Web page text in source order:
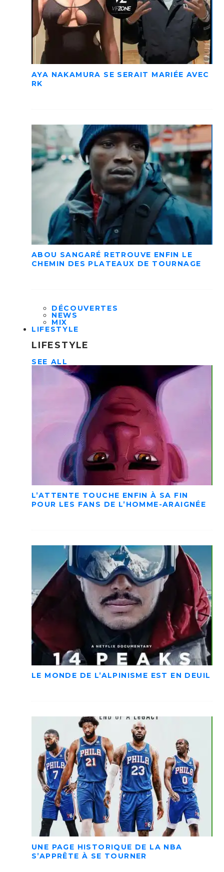
AYA NAKAMURA SE SERAIT MARIÉE AVEC
RK
ABOU SANGARÉ RETROUVE ENFIN LE
CHEMIN DES PLATEAUX DE TOURNAGE
DÉCOUVERTES
NEWS
MIX
LIFESTYLE
LIFESTYLE
SEE ALL
L’ATTENTE TOUCHE ENFIN À SA FIN
POUR LES FANS DE L’HOMME-ARAIGNÉE
LE MONDE DE L’ALPINISME EST EN DEUIL
UNE PAGE HISTORIQUE DE LA NBA
S’APPRÊTE À SE TOURNER